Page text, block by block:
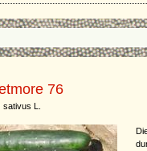
76
L.